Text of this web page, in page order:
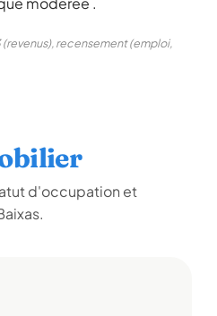
recensement (emploi,
d'occupation et